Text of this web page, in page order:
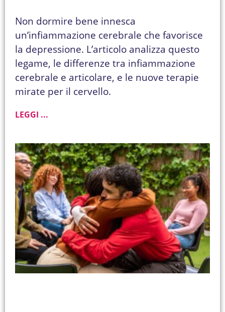
Non dormire bene innesca
un’infiammazione cerebrale che favorisce
la depressione. L’articolo analizza questo
legame, le differenze tra infiammazione
cerebrale e articolare, e le nuove terapie
mirate per il cervello.
LEGGI ...